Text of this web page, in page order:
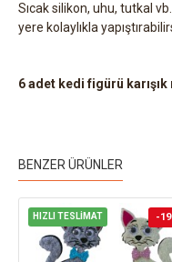
Sıcak silikon, uhu, tutkal
yere kolaylıkla
6 adet kedi figürü
BENZER ÜRÜNLER
HIZLI TESLİMAT -